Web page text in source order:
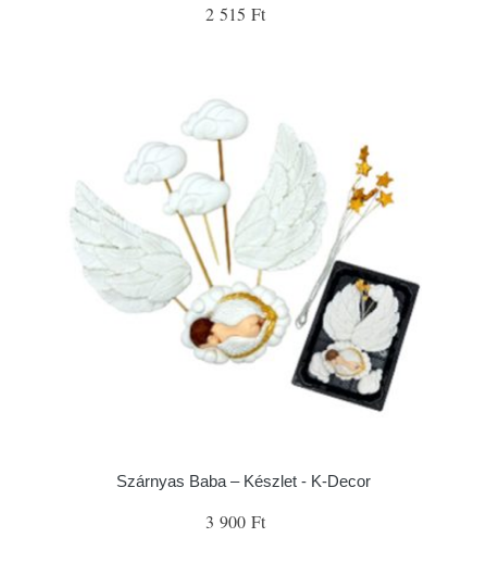
2 515 Ft
Szárnyas Baba – Készlet - K-Decor
3 900 Ft